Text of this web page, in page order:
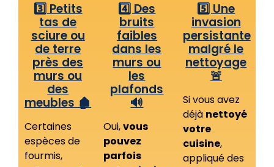
3️⃣ Petits
tas de
sciure ou
de terre
près des
murs ou
des
meubles 🏚️
Certaines
espèces de
fourmis,
4️⃣ Des
bruits
faibles
dans les
murs ou
les
plafonds
🔊
Oui,vous
pouvez
parfois
5️⃣ Une
invasion
persistante
malgré le
nettoyage
🚨
Si vous avez
déjà nettoyé
votre
cuisine,
appliqué des